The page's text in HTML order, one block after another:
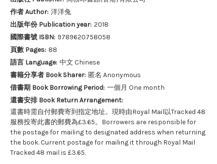
作者 Author: 洋洋兔
出版年份 Publication year: 2018
國際書號 ISBN: 9789620758058
頁數 Pages: 88
語言 Language: 中文 Chinese
書籍分享者 Book Sharer: 匿名 Anonymous
借書期 Book Borrowing Period: 一個月 One month
還書安排 Book Return Arrangement:
還書時需自付郵費寄到指定地址。現時由Royal Mail以Tracked 48
服務投寄此書的郵費為£3.65。Borrowers are responsible for
the postage for mailing to designated address when returning
the book. Current postage for mailing it through Royal Mail
Tracked 48 mail is £3.65.